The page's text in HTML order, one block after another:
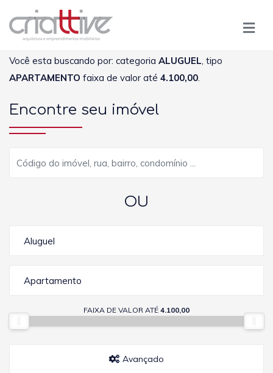
Você esta buscando por: categoria ALUGUEL , tipo
APARTAMENTO faixa de valor até 4.100,00
Encontre seu imóvel
OU
Aluguel
Apartamento
FAIXA DE VALOR ATÉ 4.100,00
Avançado